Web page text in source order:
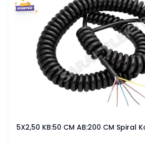
5X2,50 KB:50 CM AB:200 CM Spiral